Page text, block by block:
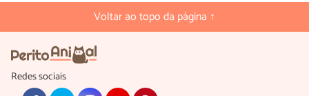
Voltar ao topo da página ↑
Redes sociais